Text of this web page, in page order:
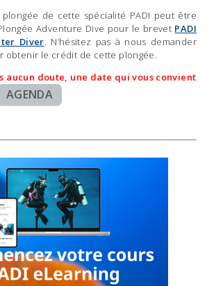
de cette spécialité PADI peut être
Adventure Dive pour le brevet PADI
Diver . N’hésitez pas à nous demander
obtenir le crédit de cette plongée.
aucun doute, une date qui vous convient
AGENDA